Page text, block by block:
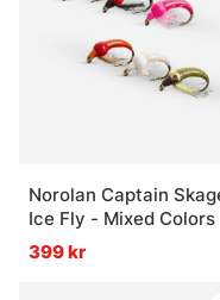
Norolan Captain
Ice Fly - Mixed Colors
399 kr